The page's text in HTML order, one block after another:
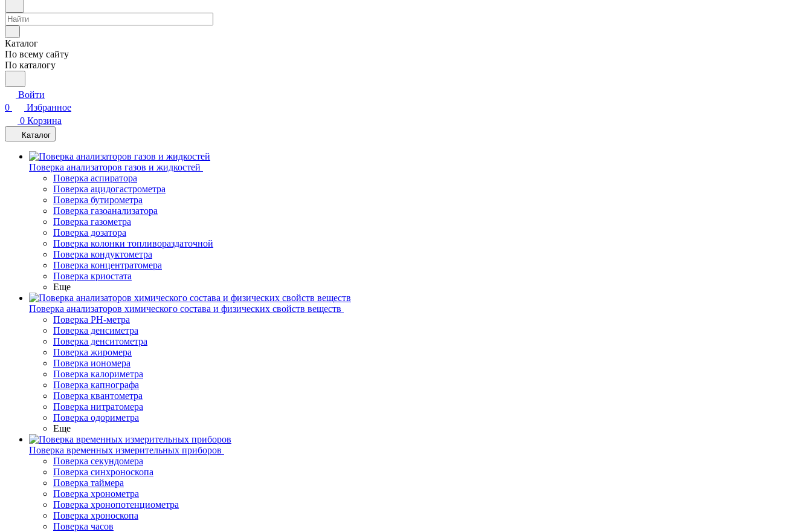
Каталог
По всему сайту
По каталогу
Войти
0
Избранное
0 Корзина
Каталог
Поверка анализаторов газов и жидкостей
Поверка аспиратора
Поверка ацидогастрометра
Поверка бутирометра
Поверка газоанализатора
Поверка газометра
Поверка дозатора
Поверка колонки топливораздаточной
Поверка кондуктометра
Поверка концентратомера
Поверка криостата
Еще
Поверка анализаторов химического состава и физических свойств веществ
Поверка PH-метра
Поверка денсиметра
Поверка денситометра
Поверка жиромера
Поверка иономера
Поверка калориметра
Поверка капнографа
Поверка квантометра
Поверка нитратомера
Поверка одориметра
Еще
Поверка временных измерительных приборов
Поверка секундомера
Поверка синхроноскопа
Поверка таймера
Поверка хронометра
Поверка хронопотенциометра
Поверка хроноскопа
Поверка часов